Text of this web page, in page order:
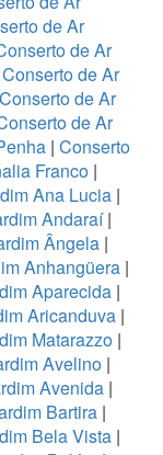
de Ar
de Ar
Conserto de Ar
Conserto de Ar
de Ar
| Conserto
Franco|
Ana Lucia|
Andaraí|
Ângela |
Anhangüera|
Aparecida |
Aricanduva |
Matarazzo|
Avelino|
Avenida |
Bartira |
Bela Vista |